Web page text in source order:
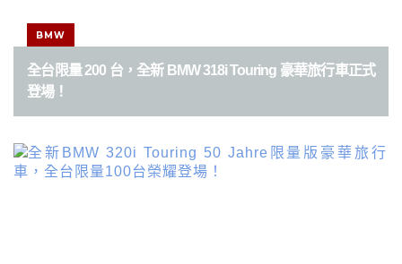
BMW
全台限量 200 台，全新 BMW 318i Touring 豪華旅行車正式
登場！